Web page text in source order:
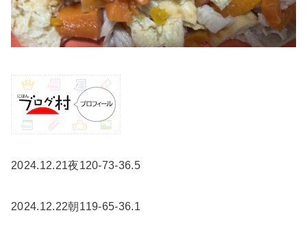
2024.12.21夜120-73-36.5
2024.12.22朝119-65-36.1